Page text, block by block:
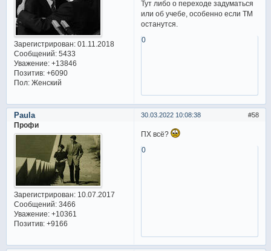
Зарегистрирован: 01.11.2018
Сообщений:5433
Уважение: +13846
Позитив: +6090
Пол:Женский
Тут либо о переходе задуматься
или об учебе, особенно если ТМ
останутся.
0
58
30.03.2022 10:08:38
Paula
Профи
Зарегистрирован: 10.07.2017
Сообщений:3466
Уважение: +10361
Позитив: +9166
ПХ всё?
0